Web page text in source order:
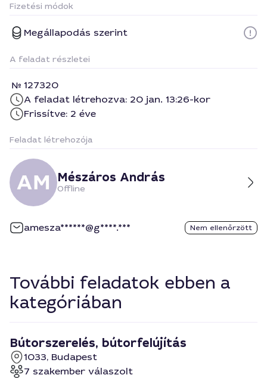
Fizetési módok
Megállapodás szerint
A feladat részletei
127320
A feladat létrehozva: 20 jan. 13:26-kor
Frissítve: 2 éve
Feladat létrehozója
Mészáros András
Offline
amesza******@g****.*** Nem ellenőrzött
További feladatok ebben a
kategóriában
Bútorszerelés, bútorfelújítás
1033, Budapest
7 szakember válaszolt